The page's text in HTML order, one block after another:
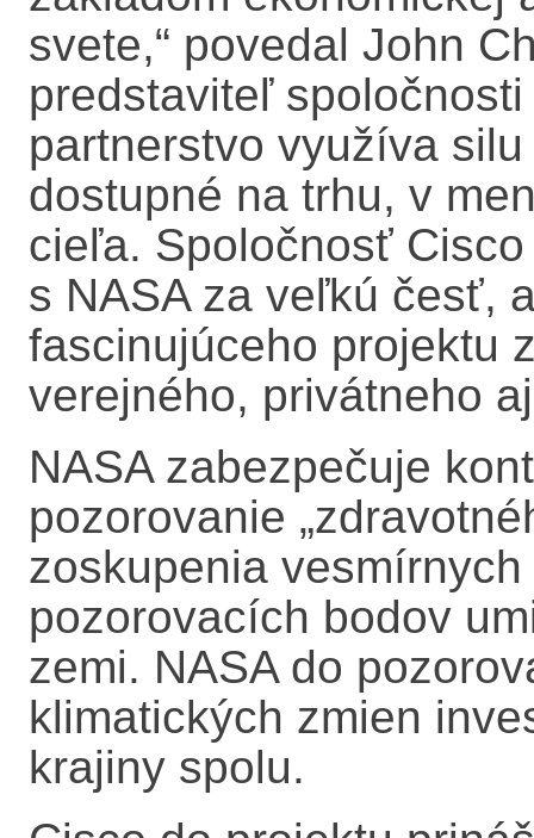
svete,“ povedal John
predstaviteľ
partnerstvo využíva
dostupné na trhu, v
cieľa. Spoločnosť
s NASA za veľkú česť,
fascinujúceho projektu
verejného, privátneho
NASA zabezpečuje
pozorovanie
zoskupenia
pozorovacích bodov
zemi. NASA do
klimatických zmien
krajiny spolu.